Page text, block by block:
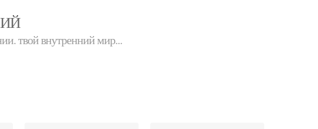
твой внутренний мир...